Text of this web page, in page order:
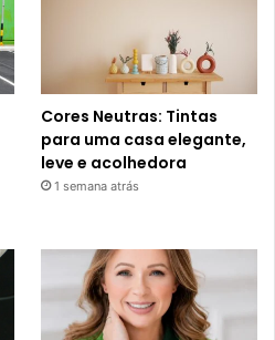
Cores Neutras: Tintas
para uma casa elegante,
leve e acolhedora
1 semana atrás